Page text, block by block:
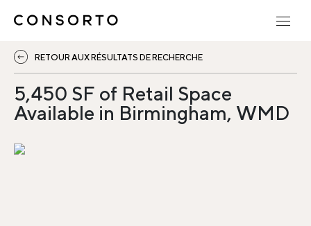
RETOUR AUX RÉSULTATS DE RECHERCHE
5,450 SF of Retail Space
Available in Birmingham, WMD